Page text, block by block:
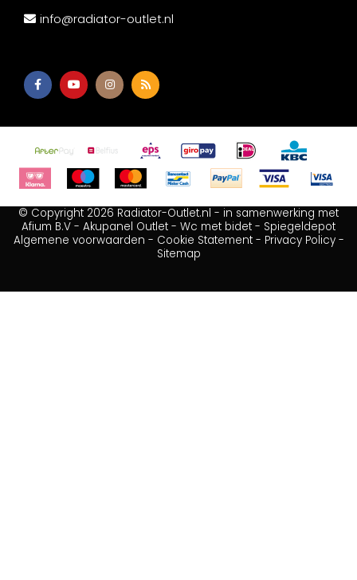
info@radiator-outlet.nl
© Copyright 2026 Radiator-Outlet.nl - in samenwerking met
Afium B.V - Akupanel Outlet - Wc met bidet - Spiegeldepot
Algemene voorwaarden - Cookie Statement- Privacy Policy-
Sitemap